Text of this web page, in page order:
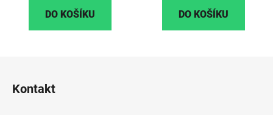
DO KOŠÍKU DO KOŠÍKU
Kontakt